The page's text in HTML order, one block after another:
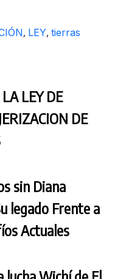
, LEY, tierras
LEY DE
DE
sin Diana
legado Frente a
Actuales